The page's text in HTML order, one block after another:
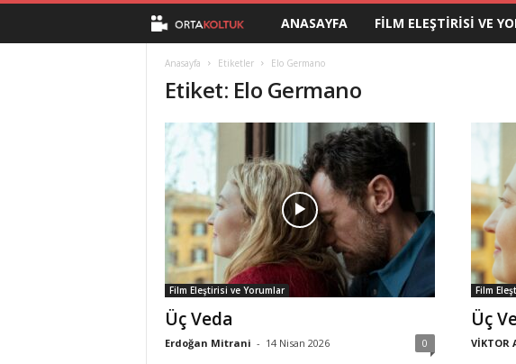
t
K
o
l
t
u
ANASAYFA FILM ELEŞTIRISI VE
Anasayfa Etiketler Elo Germano
Etiket: Elo Germano
Film Eleştirisi ve Yorumlar
Üç Veda
Erdoğan Mitrani - 14 Nisan 2026 0
Film
Üç
VİKTOR